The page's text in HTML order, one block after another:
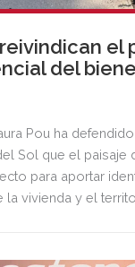
el
del
Pou ha
Sol que el paisaje
para aportar
la vivienda y el